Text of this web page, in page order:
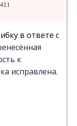
в ответе с
к
исправлена.